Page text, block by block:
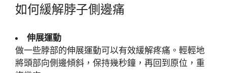
如何緩解脖子側邊痛
伸展運動
做一些脖部的伸展運動可以有效緩解疼痛。輕輕地
將頭部向側邊傾斜，保持幾秒鐘，再回到原位，重